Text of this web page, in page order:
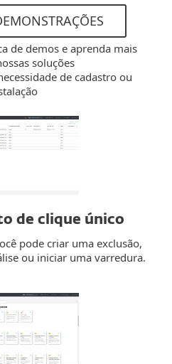
de demos e aprenda mais
soluções
de cadastro ou
de clique único
pode criar uma exclusão,
ou iniciar uma varredura.